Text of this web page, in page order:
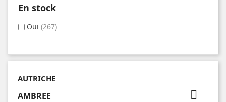
En stock
Oui (267)
AUTRICHE
AMBREE 